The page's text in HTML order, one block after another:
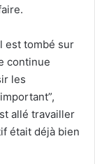
est tombé sur
continue
les
allé travailler
était déjà bien